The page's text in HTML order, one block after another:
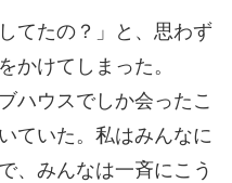
てたの？」と、思わず
かけてしまった。
ハウスでしか会ったこ
ていた。私はみんなに
、みんなは一斉にこう